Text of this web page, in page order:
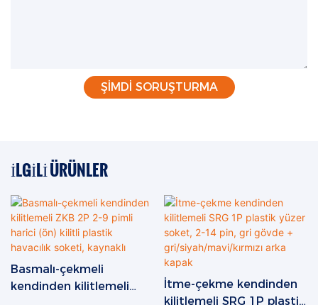
ŞIMDI SORUŞTURMA
İLGILI ÜRÜNLER
Basmalı-çekmeli
kendinden kilitlemeli
İtme-çekme kendinden
kilitlemeli SRG 1P plastik